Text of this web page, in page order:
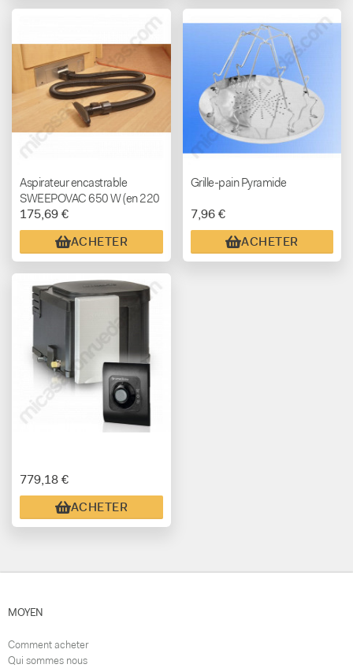
Aspirateur encastrable
SWEEPOVAC 650 W (en 220
v)
175,69 €
ACHETER
Grille-pain Pyramide
7,96 €
ACHETER
779,18 €
ACHETER
MOYEN
Comment acheter
Qui sommes nous